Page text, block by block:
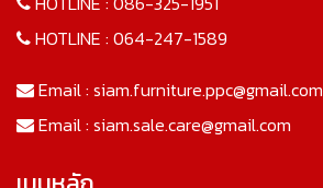
HOTLINE : 064-247-1589
Email : siam.furniture.ppc@gmail.com
Email : siam.sale.care@gmail.com